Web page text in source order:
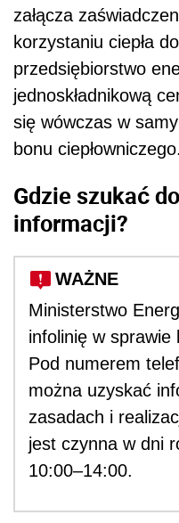
załącza
korzystaniu ciepła
przedsiębiorstwo
jednoskładnikową
się wówczas w
bonu ciepłowniczego.
Gdzie szukać
informacji?
WAŻNE
Ministerstwo
infolinię w sprawie
Pod numerem
można uzyskać
zasadach i
jest czynna w dni
10:00–14:00.